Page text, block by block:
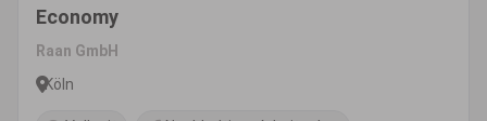
Economy
Raan GmbH
Köln